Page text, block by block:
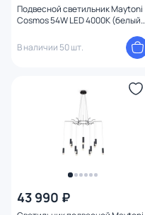
Подвесной светильник Maytoni
Cosmos 54W LED 4000К (белый)
В наличии 50 шт.
43 990 ₽